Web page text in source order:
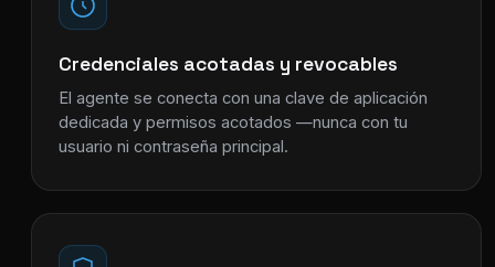
Credenciales acotadas y revocables
El agente se conecta con una clave de aplicación
dedicada y permisos acotados —nunca con tu
usuario ni contraseña principal.